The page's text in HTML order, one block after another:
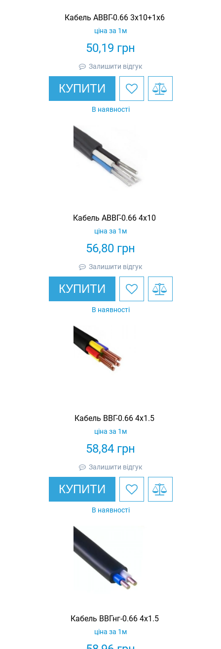
Кабель АВВГ-0.66 3х10+1х6
50,19 грн
ціна за 1м
Залишити відгук
КУПИТИ
В наявності
Кабель АВВГ-0.66 4х10
56,80 грн
ціна за 1м
Залишити відгук
КУПИТИ
В наявності
Кабель ВВГ-0.66 4х1.5
58,84 грн
ціна за 1м
Залишити відгук
КУПИТИ
В наявності
Кабель ВВГнг-0.66 4х1.5
ціна за 1м